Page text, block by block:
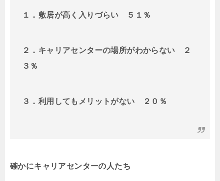
１．敷居が高く入りづらい ５１％
２．キャリアセンターの場所がわからない ２
３％
３．利用してもメリットがない ２０％
確かにキャリアセンターの人たち